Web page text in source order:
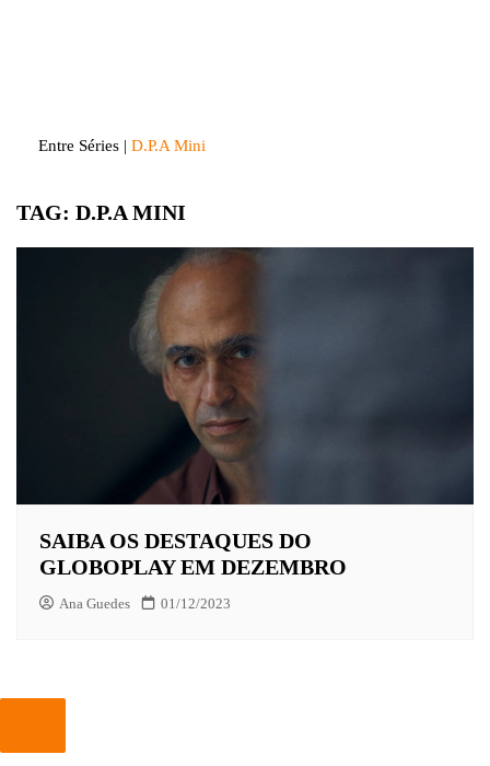
Entre Séries | D.P.A Mini
TAG: D.P.A MINI
SAIBA OS DESTAQUES DO
GLOBOPLAY EM DEZEMBRO
Ana Guedes 01/12/2023